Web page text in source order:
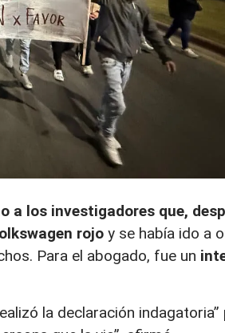
a los investigadores que,
rojo y se había ido a
Para el abogado, fue un
la declaración indagatoria”